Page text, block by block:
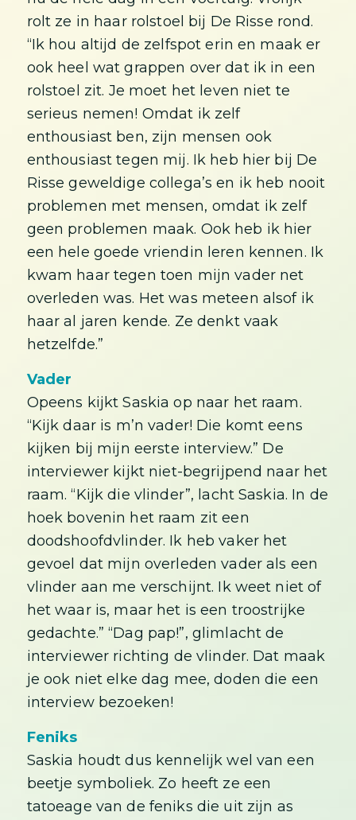
rolt ze in haar rolstoel bij De Risse rond.
“Ik hou altijd de zelfspot erin en maak er
ook heel wat grappen over dat ik in een
rolstoel zit. Je moet het leven niet te
serieus nemen! Omdat ik zelf
enthousiast ben, zijn mensen ook
enthousiast tegen mij. Ik heb hier bij De
Risse geweldige collega’s en ik heb nooit
problemen met mensen, omdat ik zelf
geen problemen maak. Ook heb ik hier
een hele goede vriendin leren kennen. Ik
kwam haar tegen toen mijn vader net
overleden was. Het was meteen alsof ik
haar al jaren kende. Ze denkt vaak
hetzelfde.”
Vader
Opeens kijkt Saskia op naar het raam.
“Kijk daar is m’n vader! Die komt eens
kijken bij mijn eerste interview.” De
interviewer kijkt niet-begrijpend naar het
raam. “Kijk die vlinder”, lacht Saskia. In de
hoek bovenin het raam zit een
doodshoofdvlinder. Ik heb vaker het
gevoel dat mijn overleden vader als een
vlinder aan me verschijnt. Ik weet niet of
het waar is, maar het is een troostrijke
gedachte.” “Dag pap!”, glimlacht de
interviewer richting de vlinder. Dat maak
je ook niet elke dag mee, doden die een
interview bezoeken!
Feniks
Saskia houdt dus kennelijk wel van een
beetje symboliek. Zo heeft ze een
tatoeage van de feniks die uit zijn as